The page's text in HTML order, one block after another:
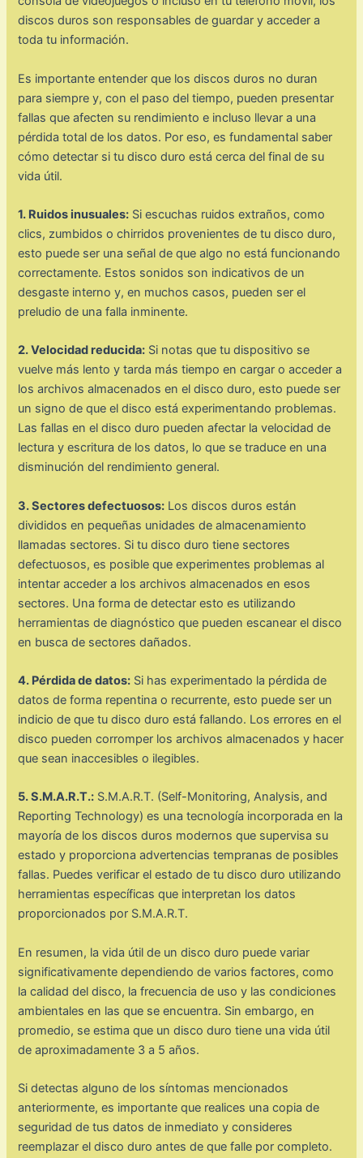
discos duros son responsables de guardar y acceder a
toda tu información.
Es importante entender que los discos duros no duran
para siempre y, con el paso del tiempo, pueden presentar
fallas que afecten su rendimiento e incluso llevar a una
pérdida total de los datos. Por eso, es fundamental saber
cómo detectar si tu disco duro está cerca del final de su
vida útil.
1. Ruidos inusuales: Si escuchas ruidos extraños, como
clics, zumbidos o chirridos provenientes de tu disco duro,
esto puede ser una señal de que algo no está funcionando
correctamente. Estos sonidos son indicativos de un
desgaste interno y, en muchos casos, pueden ser el
preludio de una falla inminente.
2. Velocidad reducida: Si notas que tu dispositivo se
vuelve más lento y tarda más tiempo en cargar o acceder a
los archivos almacenados en el disco duro, esto puede ser
un signo de que el disco está experimentando problemas.
Las fallas en el disco duro pueden afectar la velocidad de
lectura y escritura de los datos, lo que se traduce en una
disminución del rendimiento general.
3. Sectores defectuosos: Los discos duros están
divididos en pequeñas unidades de almacenamiento
llamadas sectores. Si tu disco duro tiene sectores
defectuosos, es posible que experimentes problemas al
intentar acceder a los archivos almacenados en esos
sectores. Una forma de detectar esto es utilizando
herramientas de diagnóstico que pueden escanear el disco
en busca de sectores dañados.
4. Pérdida de datos: Si has experimentado la pérdida de
datos de forma repentina o recurrente, esto puede ser un
indicio de que tu disco duro está fallando. Los errores en el
disco pueden corromper los archivos almacenados y hacer
que sean inaccesibles o ilegibles.
5. S.M.A.R.T.: S.M.A.R.T. (Self-Monitoring, Analysis, and
Reporting Technology) es una tecnología incorporada en la
mayoría de los discos duros modernos que supervisa su
estado y proporciona advertencias tempranas de posibles
fallas. Puedes verificar el estado de tu disco duro utilizando
herramientas específicas que interpretan los datos
proporcionados por S.M.A.R.T.
En resumen, la vida útil de un disco duro puede variar
significativamente dependiendo de varios factores, como
la calidad del disco, la frecuencia de uso y las condiciones
ambientales en las que se encuentra. Sin embargo, en
promedio, se estima que un disco duro tiene una vida útil
de aproximadamente 3 a 5 años.
Si detectas alguno de los síntomas mencionados
anteriormente, es importante que realices una copia de
seguridad de tus datos de inmediato y consideres
reemplazar el disco duro antes de que falle por completo.